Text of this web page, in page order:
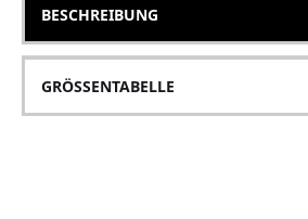
BESCHREIBUNG
GRÖSSENTABELLE